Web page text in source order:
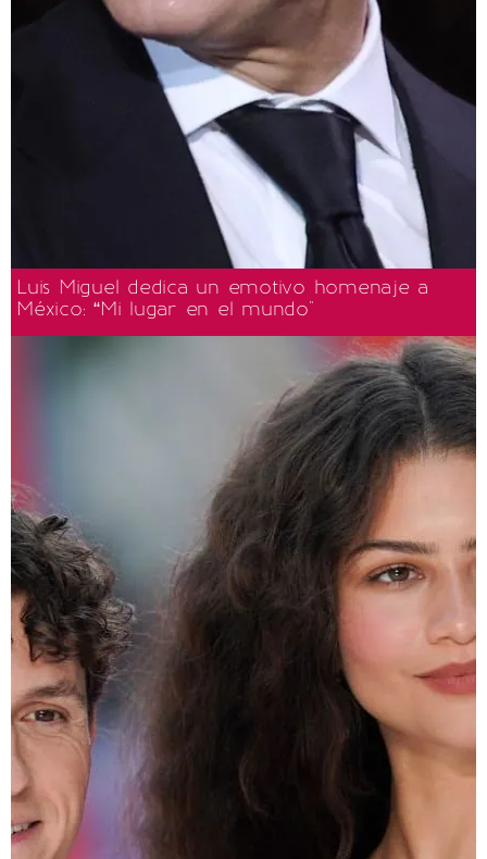
Luis Miguel dedica un emotivo homenaje a
México: “Mi lugar en el mundo"